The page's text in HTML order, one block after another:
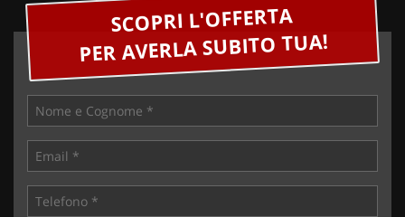
SCOPRI L'OFFERTA
PER AVERLA SUBITO TUA!